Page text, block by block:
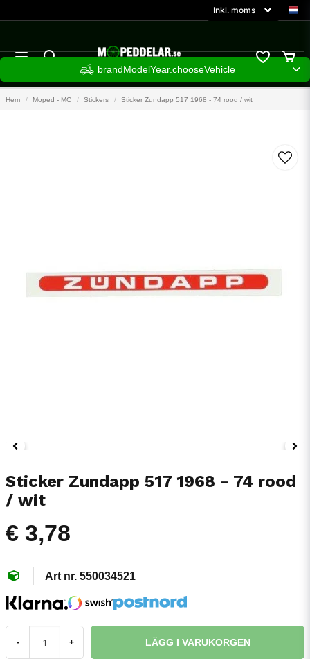
brandModelYear.chooseVehicle
Hem Moped - MC Stickers Sticker Zundapp 517 1968 - 74 rood / wit
Sticker Zundapp 517 1968 - 74 rood
/ wit
€ 3,78
550034521
- + LÄGG I VARUKORGEN